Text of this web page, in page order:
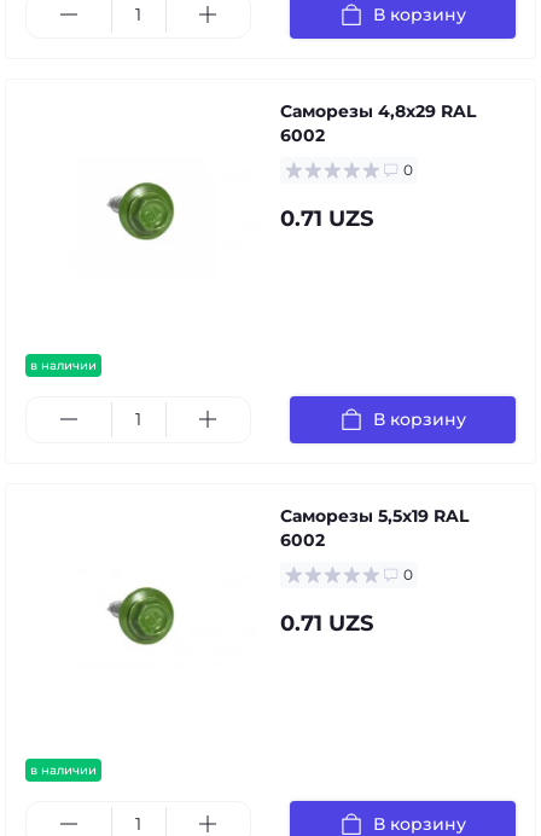
В корзину
в наличии
Саморезы 4,8х29 RAL
6002
0
0.71 UZS
В корзину
в наличии
Саморезы 5,5х19 RAL
6002
0
0.71 UZS
В корзину